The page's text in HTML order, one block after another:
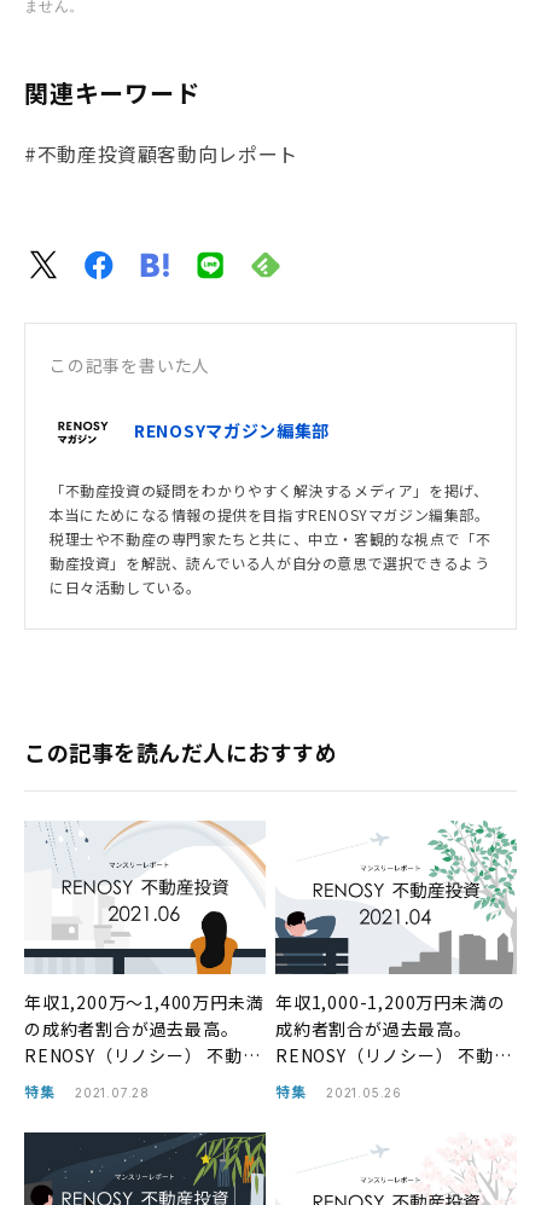
ません。
関連キーワード
#不動産投資顧客動向レポート
この記事を書いた人
RENOSYマガジン編集部
「不動産投資の疑問をわかりやすく解決するメディア」を掲げ、
本当にためになる情報の提供を目指すRENOSYマガジン編集部。
税理士や不動産の専門家たちと共に、中立・客観的な視点で「不
動産投資」を解説、読んでいる人が自分の意思で選択できるよう
に日々活動している。
この記事を読んだ人におすすめ
年収1,200万〜1,400万円未満
の成約者割合が過去最高。
RENOSY（リノシー） 不動産
投資マンスリーレポート2021
特集 2021.07.28
年収1,000-1,200万円未満の
成約者割合が過去最高。
RENOSY（リノシー） 不動産
投資マンスリーレポート2021
特集 2021.05.26